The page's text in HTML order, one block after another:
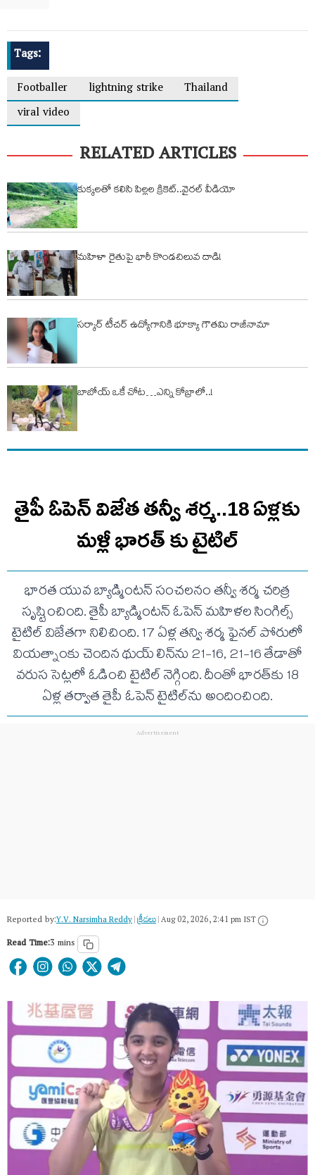
Tags:
Footballer
lightning strike
Thailand
viral video
RELATED ARTICLES
కుక్కలతో కలిసి పిల్లల క్రికెట్..వైరల్ వీడియో
మహిళా రైతుపై భారీ కొండచిలువ దాడి!
సర్కార్ టీచర్ ఉద్యోగానికి భూక్యా గౌతమి రాజీనామా
బాబోయ్ ఒకే చోట…ఎన్ని కోబ్రాలో..!
తైపీ ఓపెన్‌ విజేత తన్వీ శర్మ..18 ఏళ్లకు
మళ్లీ భారత్ కు టైటిల్‌
భారత యువ బ్యాడ్మింటన్‌ సంచలనం తన్వీ శర్మ చరిత్ర
సృష్టించింది. తైపీ బ్యాడ్మింటన్ ఓపెన్ మహిళల సింగిల్స్
టైటిల్ విజేతగా నిలిచింది. 17 ఏళ్ల తన్వి శర్మ ఫైనల్ పోరులో
వియత్నాంకు చెందిన థుయ్‌ లిన్‌ను 21-16, 21-16 తేడాతో
వరుస సెట్లలో ఓడించి టైటిల్‌ నెగ్గింది. దీంతో భారత్‌కు 18
ఏళ్ల తర్వాత తైపీ ఓపెన్‌ టైటిల్‌ను అందించింది.
Reported by:Y.V. Narsimha Reddy|క్రీడలు|Aug 02, 2026, 2:41 pm IST
Read Time:3 mins